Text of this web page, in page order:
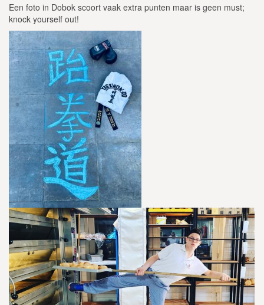
Een foto in Dobok scoort vaak extra punten maar is geen must;
knock yourself out!